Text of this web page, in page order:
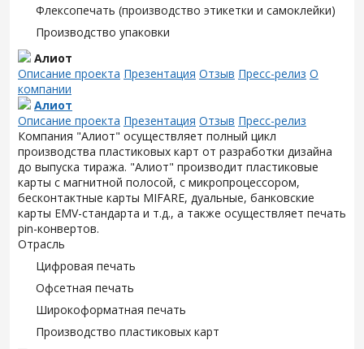
Флексопечать (производство этикетки и самоклейки)
Производство упаковки
Алиот
Описание проекта Презентация Отзыв Пресс-релиз О
компании
Алиот
Описание проекта Презентация Отзыв Пресс-релиз
Компания "Алиот" осуществляет полный цикл
производства пластиковых карт от разработки дизайна
до выпуска тиража. "Алиот" производит пластиковые
карты с магнитной полосой, с микропроцессором,
бесконтактные карты MIFARE, дуальные, банковские
карты EMV-стандарта и т.д., а также осуществляет печать
pin-конвертов.
Отрасль
Цифровая печать
Офсетная печать
Широкоформатная печать
Производство пластиковых карт